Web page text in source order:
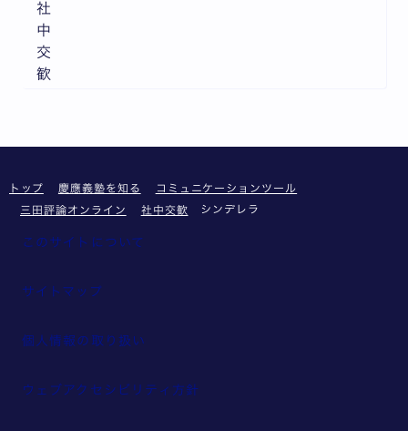
社
中
交
歓
トップ 慶應義塾を知る
コミュニケーションツール
三田評論オンライン
社中交歓 シンデレラ
このサイトについて
サイトマップ
個人情報の取り扱い
ウェブアクセシビリティ方針